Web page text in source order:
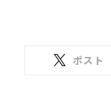
ポスト